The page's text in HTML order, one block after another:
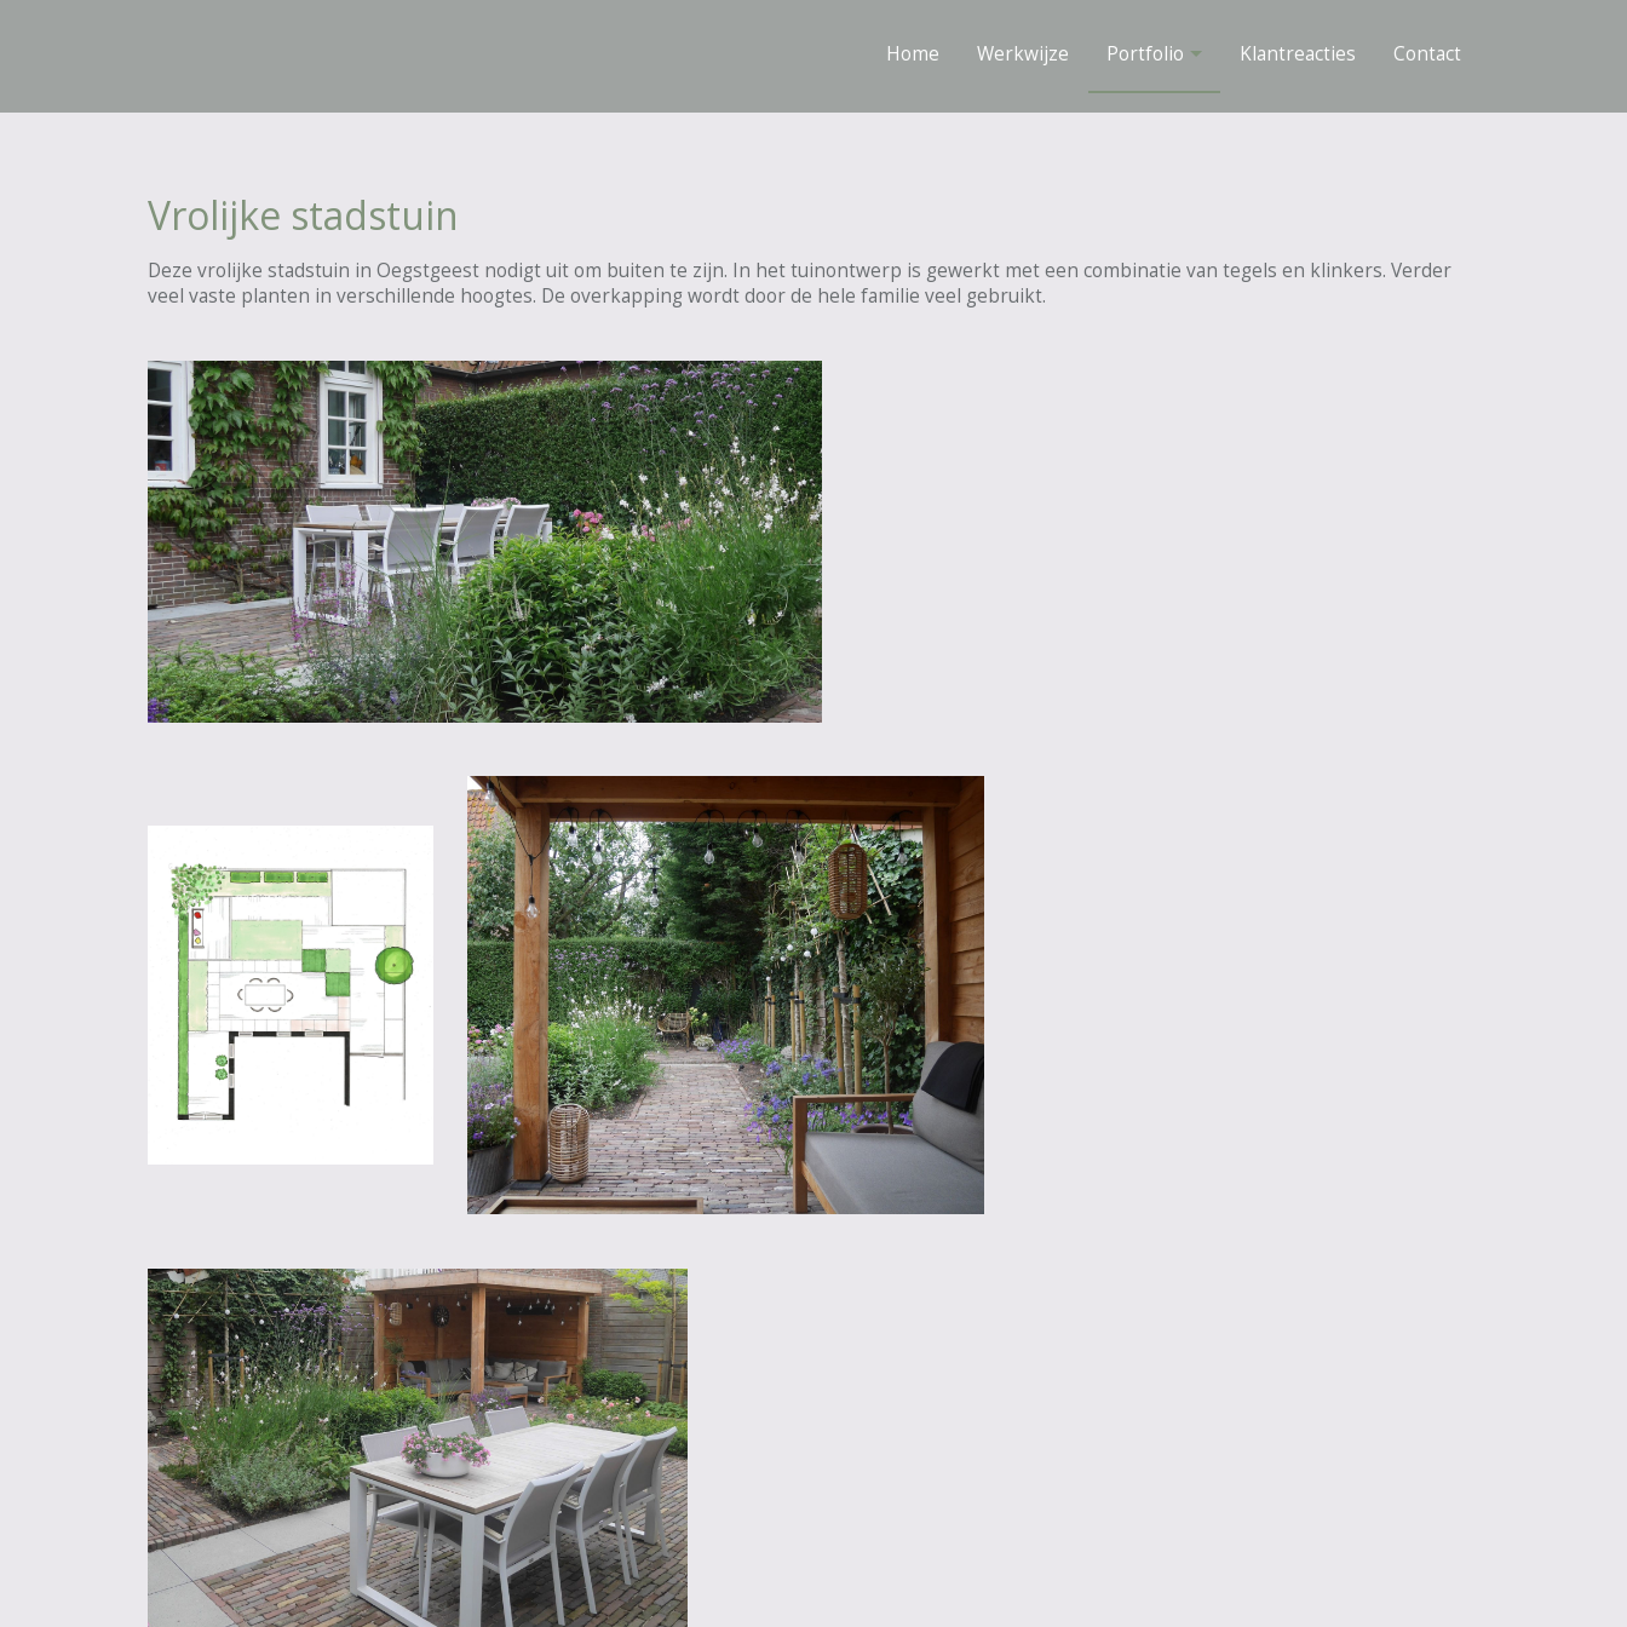
Home Werkwijze Portfolio Klantreacties Contact
Vrolijke stadstuin
Deze vrolijke stadstuin in Oegstgeest nodigt uit om buiten te zijn. In het tuinontwerp is gewerkt met een combinatie van tegels en klinkers. Verder
veel vaste planten in verschillende hoogtes. De overkapping wordt door de hele familie veel gebruikt.